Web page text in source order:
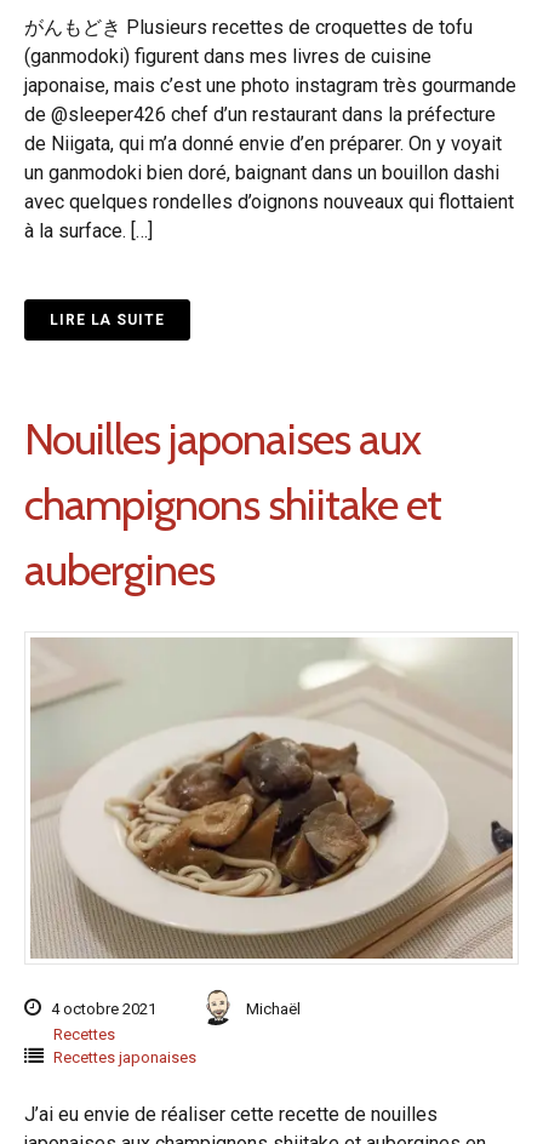
がんもどき Plusieurs recettes de croquettes de tofu
(ganmodoki) figurent dans mes livres de cuisine
japonaise, mais c’est une photo instagram très gourmande
de @sleeper426 chef d’un restaurant dans la préfecture
de Niigata, qui m’a donné envie d’en préparer. On y voyait
un ganmodoki bien doré, baignant dans un bouillon dashi
avec quelques rondelles d’oignons nouveaux qui flottaient
à la surface. […]
LIRE LA SUITE
Nouilles japonaises aux
champignons shiitake et
aubergines
4 octobre 2021
Michaël
Recettes
Recettes japonaises
J’ai eu envie de réaliser cette recette de nouilles